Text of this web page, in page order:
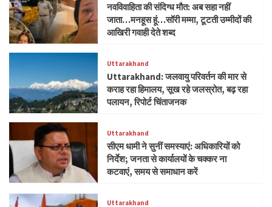
नवविवाहिता की संदिग्ध मौत: अब सहा नहीं
जाता…मनहूस हूं…सॉरी मम्मा, टूटती उम्मीदों की
आखिरी गवाही देते शब्द
Uttarakhand
Uttarakhand: जलवायु परिवर्तन की मार से
कराह रहा हिमालय, सूख रहे जलस्रोत, बढ़ रहा
पलायन, रिपोर्ट चिंताजनक
Uttarakhand
सीएम धामी ने सुनीं समस्याएं: अधिकारियों को
निर्देश; जनता से कार्यालयों के चक्कर ना
कटवाएं, समय से समाधान करें
Uttarakhand